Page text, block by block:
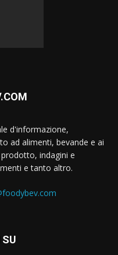
d'informazione,
ad alimenti, bevande e ai
indagini e
e tanto altro.
SU